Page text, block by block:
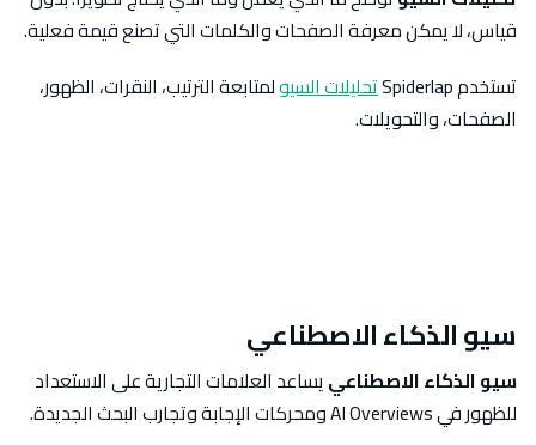
قياس، لا يمكن معرفة الصفحات والكلمات التي تصنع قيمة فعلية.
تستخدم Spiderlap
تحليلات السيولمتابعة الترتيب، النقرات، الظهور،
الصفحات، والتحويلات.
سيو الذكاء الاصطناعي
سيو الذكاء الاصطناعييساعد العلامات التجارية على الاستعداد
للظهور في AI Overviews ومحركات الإجابة وتجارب البحث الجديدة.